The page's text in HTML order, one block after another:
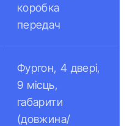
коробка
передач
Фургон, 4 двері,
9 місць,
габарити
(довжина/